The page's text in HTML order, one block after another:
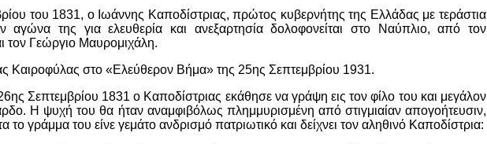
του 1831, ο Ιωάννης Καποδίστριας, πρώτος κυβερνήτης της Ελλάδας με τεράστια
αγώνα της για ελευθερία και ανεξαρτησία δολοφονείται στο Ναύπλιο, από τον
τον Γεώργιο Μαυρομιχάλη.
Καιροφύλας στο «Ελεύθερον Βήμα» της 25ης Σεπτεμβρίου 1931.
Σεπτεμβρίου 1831 ο Καποδίστριας εκάθησε να γράψη εις τον φίλο του και μεγάλον
Η ψυχή του θα ήταν αναμφιβόλως πλημμυρισμένη από στιγμιαίαν απογοήτευσιν,
το γράμμα του είνε γεμάτο ανδρισμό πατριωτικό και δείχνει τον αληθινό Καποδίστρια: